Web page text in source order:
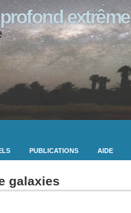
extrême
PUBLICATIONS AIDE
galaxies